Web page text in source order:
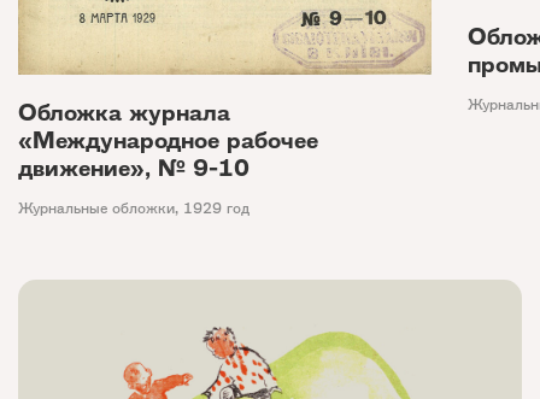
Обложка журнала
«Международное рабочее
движение», № 9-10
Журнальные обложки, 1929 год